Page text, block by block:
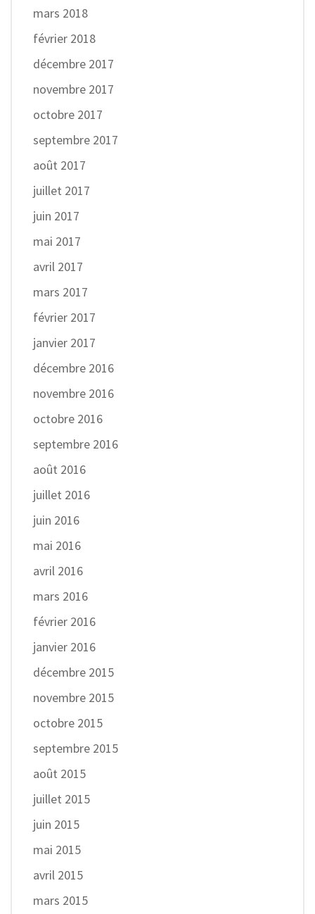
mars 2018
février 2018
décembre 2017
novembre 2017
octobre 2017
septembre 2017
août 2017
juillet 2017
juin 2017
mai 2017
avril 2017
mars 2017
février 2017
janvier 2017
décembre 2016
novembre 2016
octobre 2016
septembre 2016
août 2016
juillet 2016
juin 2016
mai 2016
avril 2016
mars 2016
février 2016
janvier 2016
décembre 2015
novembre 2015
octobre 2015
septembre 2015
août 2015
juillet 2015
juin 2015
mai 2015
avril 2015
mars 2015